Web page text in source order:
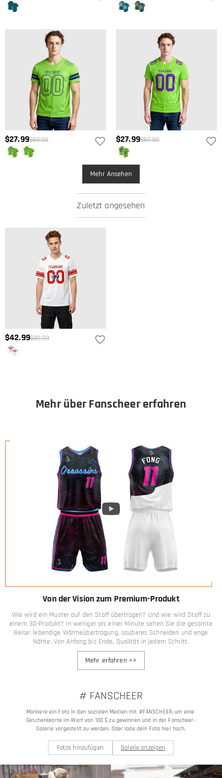
Sie ihn innerhalb von 15 Tagen nach dem Lieferdatum gegen
Erstattung des Kaufpreises zurückgeben. Wenn Sie mehr wissen
$27.99$60.00 $27.99$60.00
Mehr Ansehen
Zuletzt angesehen
$42.99$89.99
Mehr über Fanscheer erfahren
Von der Vision zum Premium-Produkt
Wie wird ein Muster auf den Stoff übertragen? Und wie wird Stoff zu
einem 3D-Produkt? In weniger als einer Minute sehen Sie die gesamte
Reise: lebendige Wärmeübertragung, sauberes Schneiden und enge
Nähte. Von Anfang bis Ende, Qualität in jedem Schritt.
Mehr erfahren>>
# FANSCHEER
Markiere ein Foto in den sozialen Medien mit #FANSCHEER, um eine
Geschenkkarte im Wert von 100 $ zu gewinnen und in der Fanscheer-
Galerie vorgestellt zu werden. Oder lade dein Foto hier hoch.
Fotos hinzufügen Galerie anzeigen